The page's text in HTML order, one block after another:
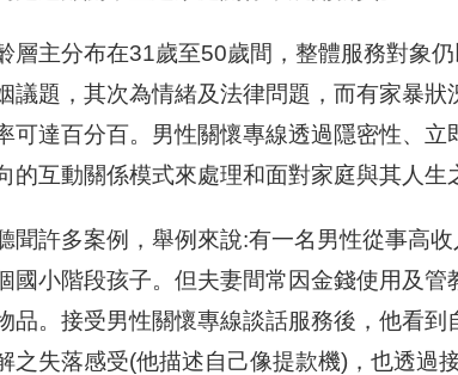
層主分布在31歲至50歲間，整體服務對象仍
議題，其次為情緒及法律問題，而有家暴
可達百分百。男性關懷專線透過隱密性、立
的互動關係模式來處理和面對家庭與其人生
聞許多案例，舉例來說:有一名男性從事高
國小階段孩子。但夫妻間常因金錢使用及管
品。接受男性關懷專線談話服務後，他看到
之失落感受(他描述自己像提款機)，也透過